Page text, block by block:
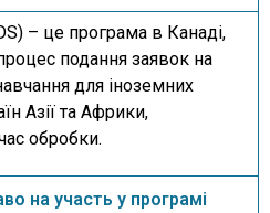
– це програма в Канаді,
подання заявок на
для іноземних
Азії та Африки,
обробки.
на участь у програмі